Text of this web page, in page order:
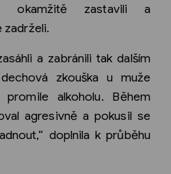
okamžitě zastavili a
zadrželi.
a zabránili tak dalším
zkouška u muže
alkoholu. Během
agresivně a pokusil se
doplnila k průběhu